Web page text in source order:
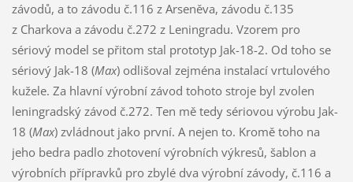
závodů, a to závodu č.116 z Arseněva, závodu č.135
z Charkova a závodu č.272 z Leningradu. Vzorem pro
sériový model se přitom stal prototyp Jak-18-2. Od toho se
sériový Jak-18 (Max) odlišoval zejména instalací vrtulového
kužele. Za hlavní výrobní závod tohoto stroje byl zvolen
leningradský závod č.272. Ten mě tedy sériovou výrobu Jak-
18 (Max) zvládnout jako první. A nejen to. Kromě toho na
jeho bedra padlo zhotovení výrobních výkresů, šablon a
výrobních přípravků pro zbylé dva výrobní závody, č.116 a